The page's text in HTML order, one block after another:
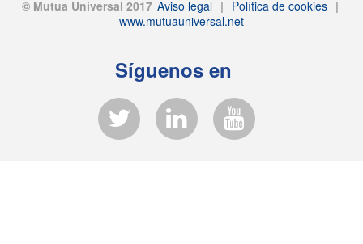
© Mutua Universal 2017 Aviso legal | Política de cookies |
www.mutuauniversal.net
Síguenos en